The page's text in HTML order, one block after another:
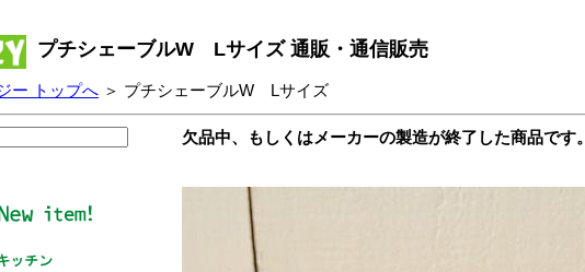
プチシェーブルW Lサイズ 通販・通信販売
ー トップへ ＞ プチシェーブルW Lサイズ
欠品中、もしくはメーカーの製造が終了した商品です。